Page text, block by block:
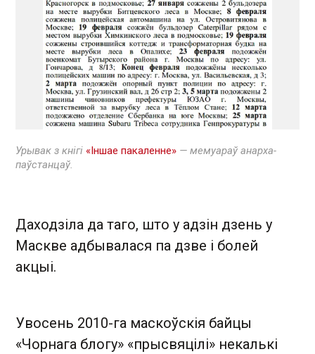
Урывак з кнігі «Іншае пакаленне» — мемуараў анарха-
паўстанцаў.
Даходзіла да таго, што у адзін дзень у
Маскве адбывалася па дзве і болей
акцыі.
Увосень 2010-га маскоўскія байцы
«Чорнага блогу» «прысвяцілі» некалькі